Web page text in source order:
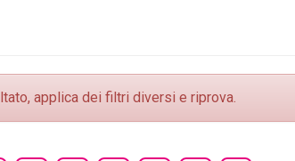
applica dei filtri diversi e riprova.